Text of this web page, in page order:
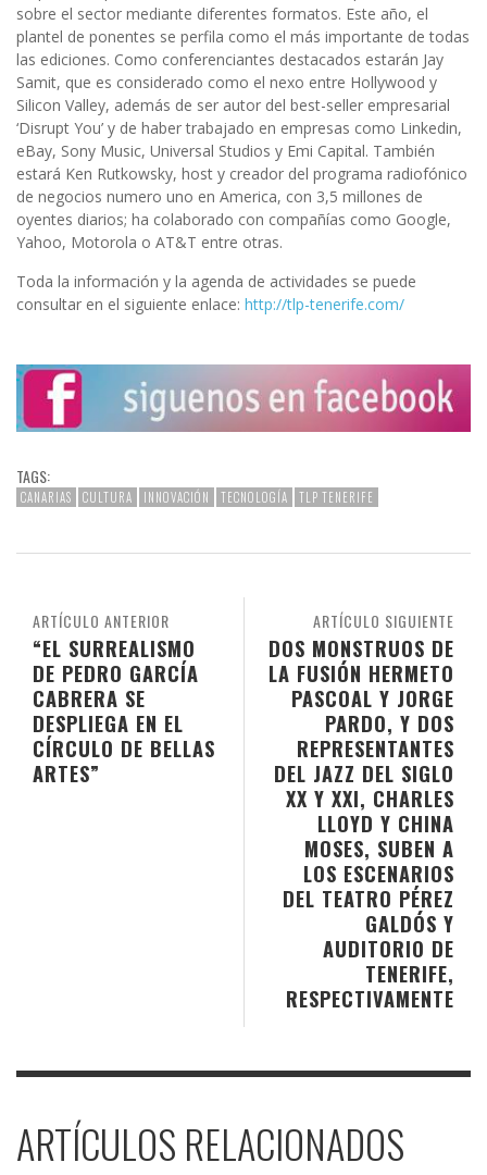
sobre el sector mediante diferentes formatos. Este año, el
plantel de ponentes se perfila como el más importante de todas
las ediciones. Como conferenciantes destacados estarán Jay
Samit, que es considerado como el nexo entre Hollywood y
Silicon Valley, además de ser autor del best-seller empresarial
‘Disrupt You’ y de haber trabajado en empresas como Linkedin,
eBay, Sony Music, Universal Studios y Emi Capital. También
estará Ken Rutkowsky, host y creador del programa radiofónico
de negocios numero uno en America, con 3,5 millones de
oyentes diarios; ha colaborado con compañías como Google,
Yahoo, Motorola o AT&T entre otras.
Toda la información y la agenda de actividades se puede
consultar en el siguiente enlace: http://tlp-tenerife.com/
TAGS:
CANARIAS CULTURA INNOVACIÓN TECNOLOGÍA TLP TENERIFE
ARTÍCULO SIGUIENTE
DOS MONSTRUOS DE
LA FUSIÓN HERMETO
PASCOAL Y JORGE
PARDO, Y DOS
REPRESENTANTES
DEL JAZZ DEL SIGLO
XX Y XXI, CHARLES
LLOYD Y CHINA
MOSES, SUBEN A
LOS ESCENARIOS
DEL TEATRO PÉREZ
GALDÓS Y
AUDITORIO DE
TENERIFE,
RESPECTIVAMENTE
ARTÍCULO ANTERIOR
“EL SURREALISMO
DE PEDRO GARCÍA
CABRERA SE
DESPLIEGA EN EL
CÍRCULO DE BELLAS
ARTES”
ARTÍCULOS RELACIONADOS